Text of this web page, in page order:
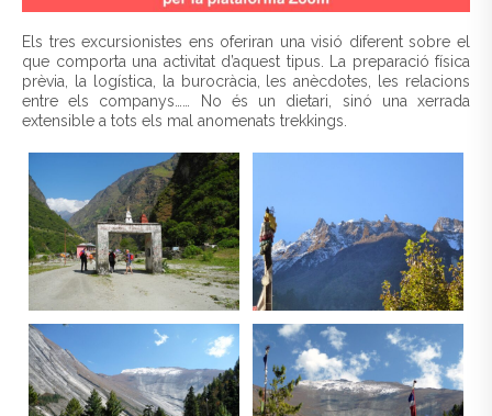
Els tres excursionistes ens oferiran una visió diferent sobre el
que comporta una activitat d’aquest tipus. La preparació física
prèvia, la logística, la burocràcia, les anècdotes, les relacions
entre els companys…… No és un dietari, sinó una xerrada
extensible a tots els mal anomenats trekkings.